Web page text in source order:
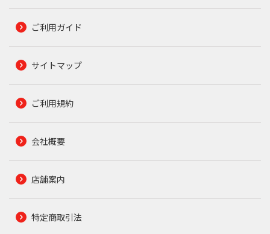
ご利用ガイド
サイトマップ
ご利用規約
会社概要
店舗案内
特定商取引法